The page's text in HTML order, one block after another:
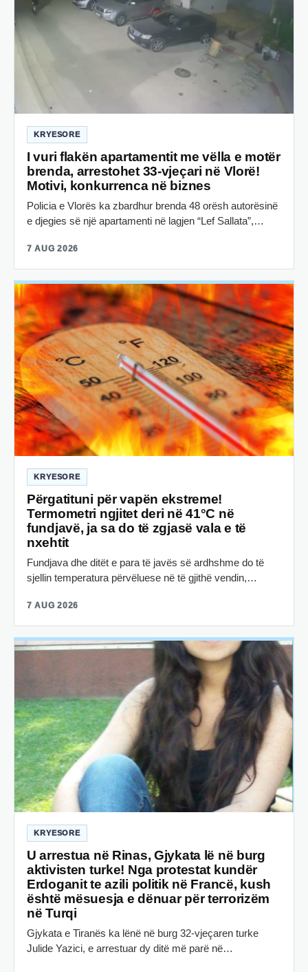
KRYESORE
I vuri flakën apartamentit me vëlla e motër
brenda, arrestohet 33-vjeçari në Vlorë!
Motivi, konkurrenca në biznes
Policia e Vlorës ka zbardhur brenda 48 orësh autorësinë
e djegies së një apartamenti në lagjen “Lef Sallata”,…
7 AUG 2026
KRYESORE
Përgatituni për vapën ekstreme!
Termometri ngjitet deri në 41°C në
fundjavë, ja sa do të zgjasë vala e të
nxehtit
Fundjava dhe ditët e para të javës së ardhshme do të
sjellin temperatura përvëluese në të gjithë vendin,…
7 AUG 2026
KRYESORE
U arrestua në Rinas, Gjykata lë në burg
aktivisten turke! Nga protestat kundër
Erdoganit te azili politik në Francë, kush
është mësuesja e dënuar për terrorizëm
në Turqi
Gjykata e Tiranës ka lënë në burg 32-vjeçaren turke
Julide Yazici, e arrestuar dy ditë më parë në…